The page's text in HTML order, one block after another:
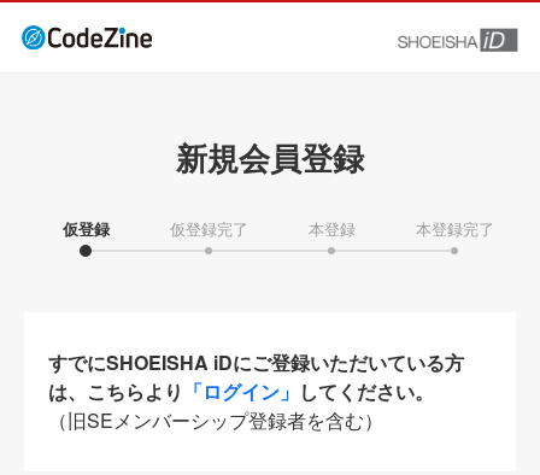
新規会員登録
仮登録 仮登録完了 本登録 本登録完了
すでにSHOEISHA iDにご登録いただいている方
は、こちらより 「ログイン」 してください。
（旧SEメンバーシップ登録者を含む）